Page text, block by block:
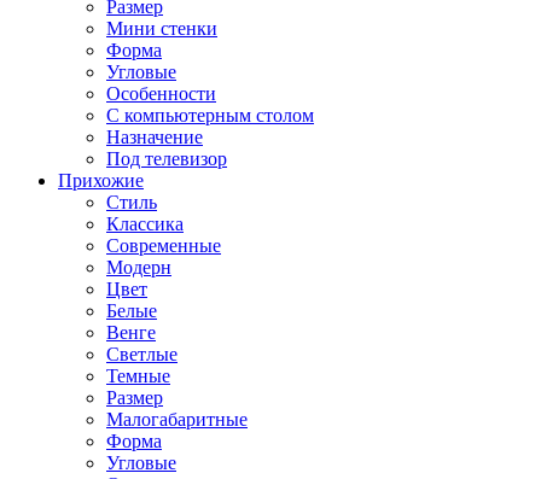
Размер
Мини стенки
Форма
Угловые
Особенности
С компьютерным столом
Назначение
Под телевизор
Прихожие
Стиль
Классика
Современные
Модерн
Цвет
Белые
Венге
Светлые
Темные
Размер
Малогабаритные
Форма
Угловые